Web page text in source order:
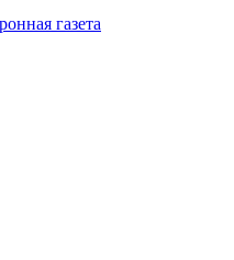
газета